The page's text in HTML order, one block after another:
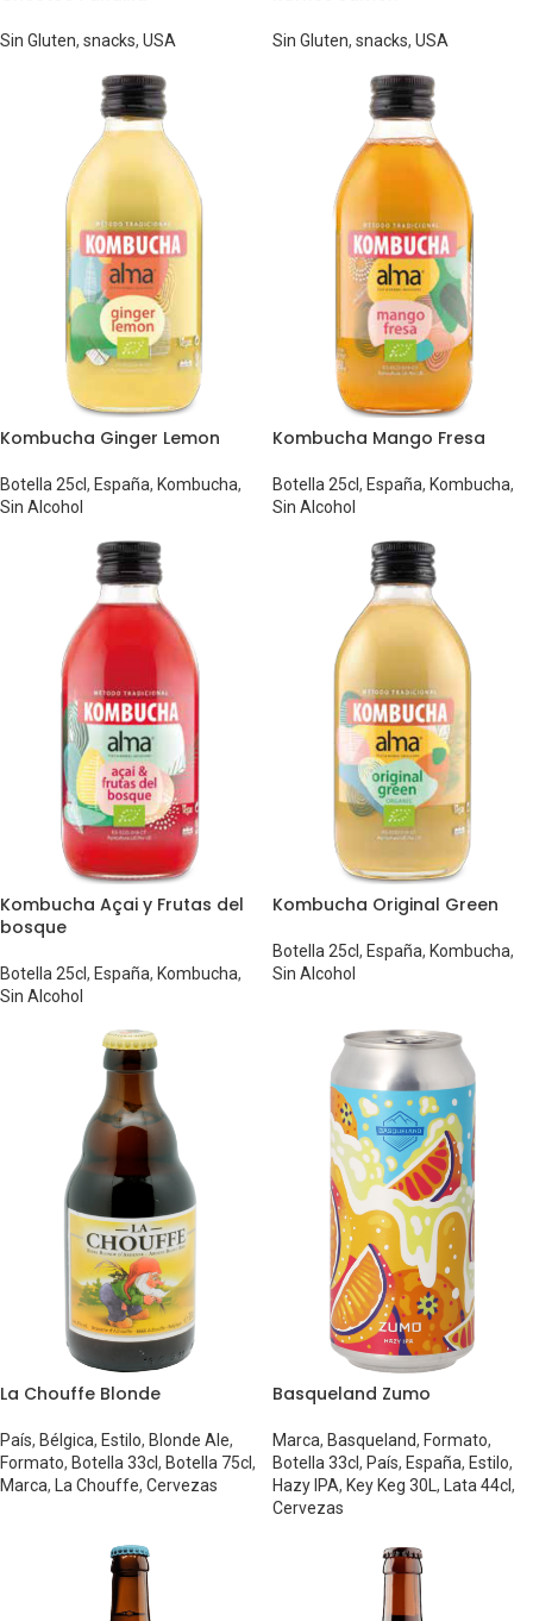
Sin Gluten, snacks, USA Sin Gluten, snacks, USA
Kombucha Ginger Lemon
Botella 25cl, España, Kombucha,
Sin Alcohol
Kombucha Mango Fresa
Botella 25cl, España, Kombucha,
Sin Alcohol
Kombucha Açai y Frutas del
bosque
Botella 25cl, España, Kombucha,
Sin Alcohol
Kombucha Original Green
Botella 25cl, España, Kombucha,
Sin Alcohol
La Chouffe Blonde
País, Bélgica, Estilo, Blonde Ale,
Formato, Botella 33cl, Botella 75cl,
Marca, La Chouffe, Cervezas
Basqueland Zumo
Marca, Basqueland, Formato,
Botella 33cl, País, España, Estilo,
Hazy IPA, Key Keg 30L, Lata 44cl,
Cervezas